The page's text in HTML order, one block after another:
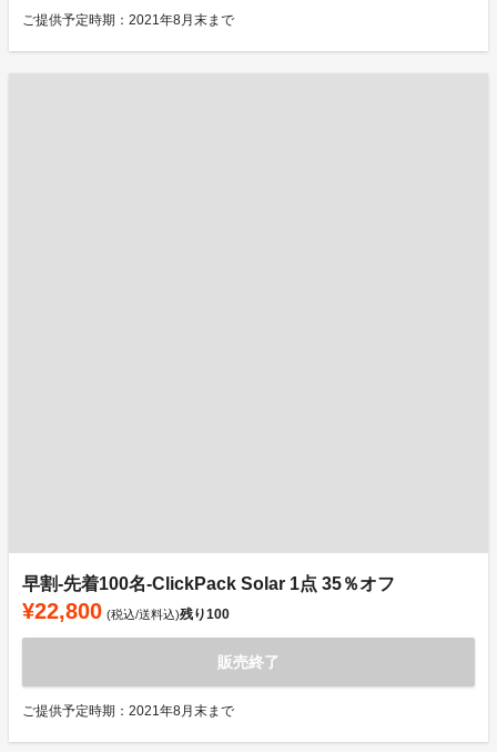
ご提供予定時期：2021年8月末まで
早割-先着100名-ClickPack Solar 1点 35％オフ
¥22,800 (税込/送料込)残り100
販売終了
ご提供予定時期：2021年8月末まで